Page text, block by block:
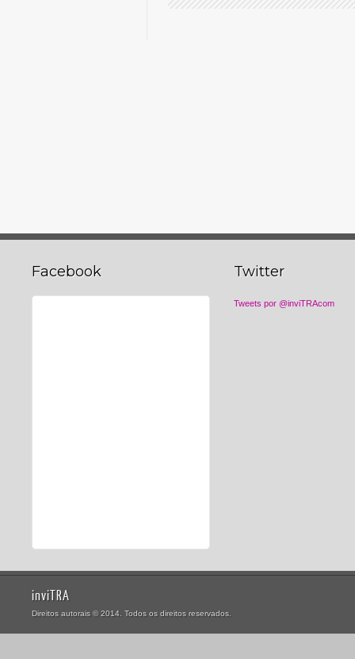
Facebook Twitter
Tweets por @inviTRAcom
inviTRA
Direitos autorais © 2014. Todos os direitos reservados.